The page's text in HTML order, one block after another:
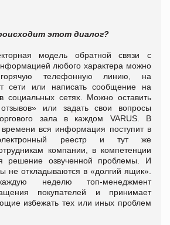
этот диалог?
модель обратной связи с
любого характера можно
телефонную линию, на
сети или написать сообщение на
социальных сетях. Можно оставить
отзывов» или задать свои вопросы
зала в каждом VARUS. В
времени вся информация поступит в
реестр и тут же
компании, в компетенции
решение озвученной проблемы. И
не откладываются в «долгий ящик».
неделю топ-менеджмент
покупателей и принимает
избежать тех или иных проблем